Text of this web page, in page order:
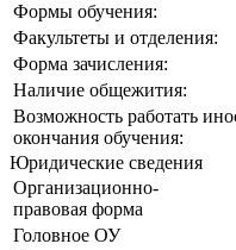
Формы обучения:
Факультеты и отделения:
Форма зачисления:
Наличие общежития:
Возможность работать
окончания обучения:
Юридические сведения
Организационно-
правовая форма
Головное ОУ